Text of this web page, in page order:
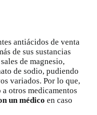
antiácidos de venta
de sus sustancias
de magnesio,
de sodio, pudiendo
variados. Por lo que,
otros medicamentos
un médico en caso